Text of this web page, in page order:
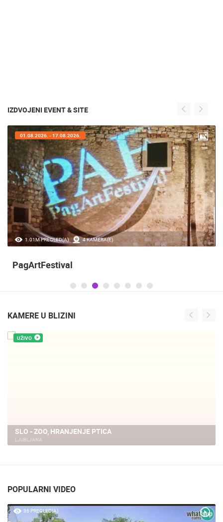
IZDVOJENI EVENT & SITE
1.01M PREGLED(A) 4 KAMERA(E)
01.08.2026. - 17.08.2026.
PagArtFestival
KAMERE U BLIZINI
UŽIVO
SLO - ZOO, HRANJENJE PTICA
LJUBLJANA
POPULARNI VIDEO
36 PREGLED(A)